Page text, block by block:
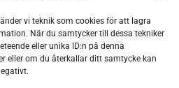
vi teknik som cookies för att lagra
När du samtycker till dessa tekniker
eller unika ID:n på denna
eller om du återkallar ditt samtycke kan